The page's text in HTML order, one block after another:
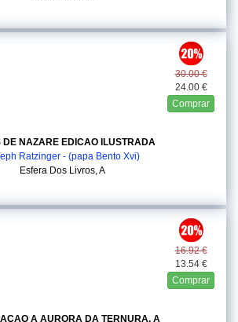
30.00 €
24.00 €
Comprar
DE NAZARE EDICAO ILUSTRADA
Ratzinger - (papa Bento Xvi)
Esfera Dos Livros, A
16.92 €
13.54 €
Comprar
A AURORA DA TERNURA, A